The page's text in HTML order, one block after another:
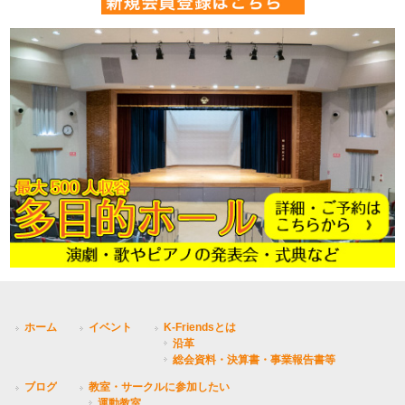
ホーム イベント
K-Friendsとは
沿革
総会資料・決算書・事業報告書等
ブログ
教室・サークルに参加したい